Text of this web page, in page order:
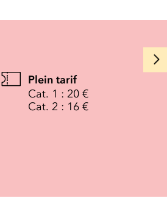
Plein tarif
Cat. 1 : 20 €
Cat. 2 : 16 €